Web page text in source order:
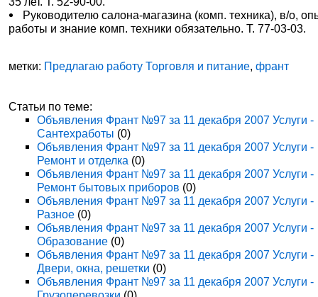
Руководителю салона-магазина (комп. техника), в/о,
работы и знание комп. техники обязательно. Т. 77-03-03.
метки: Предлагаю работу Торговля и питание,франт
Статьи по теме:
Объявления Франт №97 за 11 декабря 2007 Услуги -
Сантехработы (0)
Объявления Франт №97 за 11 декабря 2007 Услуги -
Ремонт и отделка (0)
Объявления Франт №97 за 11 декабря 2007 Услуги -
Ремонт бытовых приборов (0)
Объявления Франт №97 за 11 декабря 2007 Услуги -
Разное (0)
Объявления Франт №97 за 11 декабря 2007 Услуги -
Образование (0)
Объявления Франт №97 за 11 декабря 2007 Услуги -
Двери, окна, решетки (0)
Объявления Франт №97 за 11 декабря 2007 Услуги -